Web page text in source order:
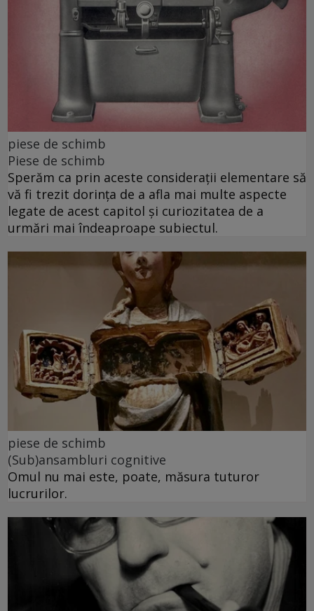
piese de schimb
Piese de schimb
Sperăm ca prin aceste considerații elementare să
vă fi trezit dorința de a afla mai multe aspecte
legate de acest capitol și curiozitatea de a
urmări mai îndeaproape subiectul.
piese de schimb
(Sub)ansambluri cognitive
Omul nu mai este, poate, măsura tuturor
lucrurilor.